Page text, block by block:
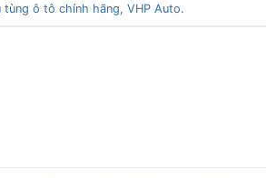
tùng ô tô chính hãng, VHP Auto.